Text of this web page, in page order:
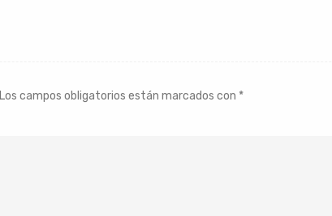
Los campos obligatorios están marcados con *